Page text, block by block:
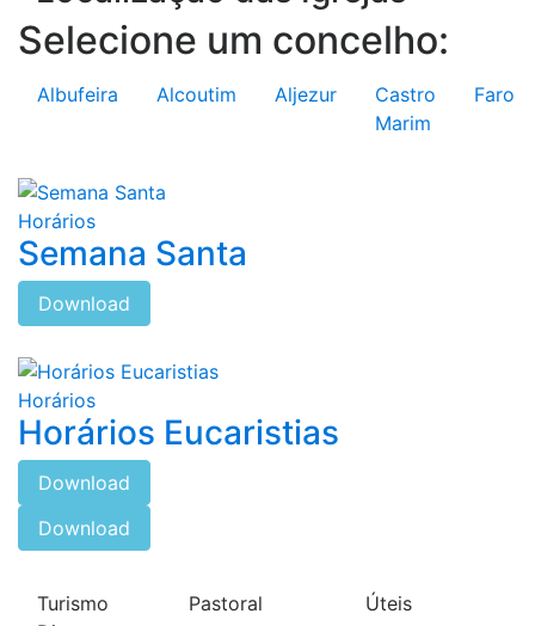
Selecione um concelho:
Albufeira Alcoutim Aljezur
Castro
Marim
Faro
Horários
Semana Santa
Download
Horários
Horários Eucaristias
Download
Download
Turismo
Pastoral Úteis